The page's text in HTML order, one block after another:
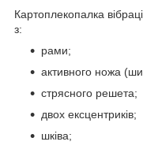
Картоплекопалка
з:
рами;
активного ножа
стрясного решета;
двох ексцентриків;
шківа;